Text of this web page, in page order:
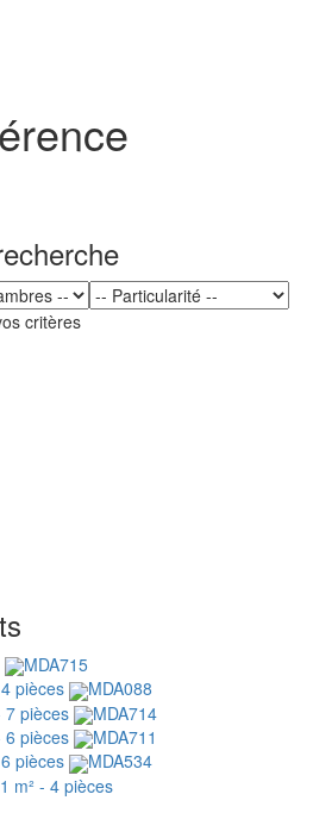
critères
MDA715
pièces
MDA088
7 pièces
MDA714
6 pièces
MDA711
pièces
MDA534
m² - 4 pièces